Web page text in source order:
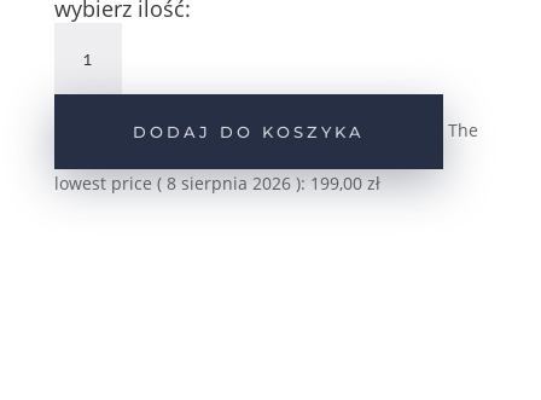
wybierz ilość:
Srebrne
kolczyki
szafirową
DODAJ DO KOSZYKA The
lowest price (8 sierpnia 2026): 199,00 zł